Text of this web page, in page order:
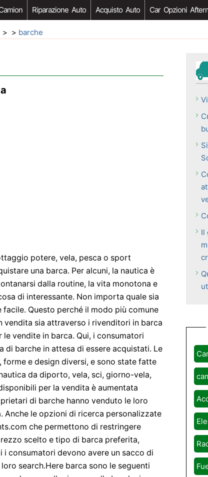
Riparazione Auto Acquisto Auto Car Opzioni
> > barche
potere, vela, pesca o sport
una barca. Per alcuni, la nautica è
dalla routine, la vita monotona e
di interessante. Non importa quale sia
Questo perché il modo più comune
vendita sia attraverso i rivenditori in barca
vendite in barca. Qui, i consumatori
di barche in attesa di essere acquistati. Le
e design diversi, e sono state fatte
da diporto, vela, sci, giorno-vela,
per la vendita è aumentata
di barche hanno venduto le loro
Anche le opzioni di ricerca personalizzate
che permettono di restringere
scelto e tipo di barca preferita,
consumatori devono avere un sacco di
search.Here barca sono le seguenti
Il